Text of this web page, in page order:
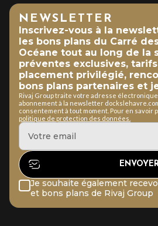
NEWSLETTER
Inscrivez-vous à la
les bons plans du Carré
Océane tout au long de la
préventes exclusives,
placement privilégié,
bons plans partenaires et
Rivaj Group traite votre adresse
abonnement à la newsletter
consentement à tout moment. Pour en savoir
politique de protection des données.
Je souhaite également
et bons plans de Rivaj Group